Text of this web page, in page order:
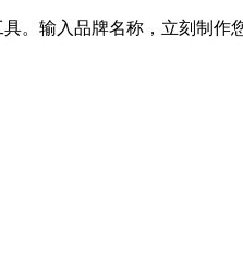
。输入品牌名称，立刻制作